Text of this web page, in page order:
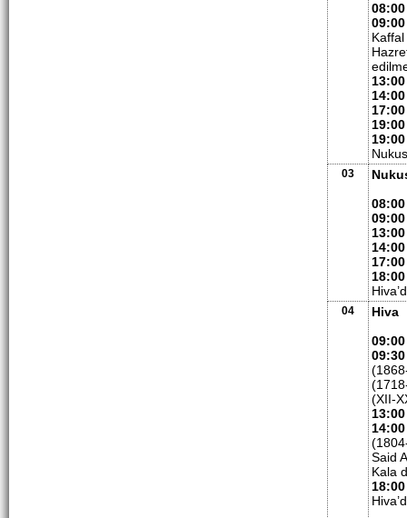
08:00
09:00
13:00
14:00
17:00
19:00
19:00
03
08:00
09:00
13:00
14:00
17:00
18:00
04
Hiva
09:00
09:30
(XII-
13:00
14:00
Said
Kala
18:00